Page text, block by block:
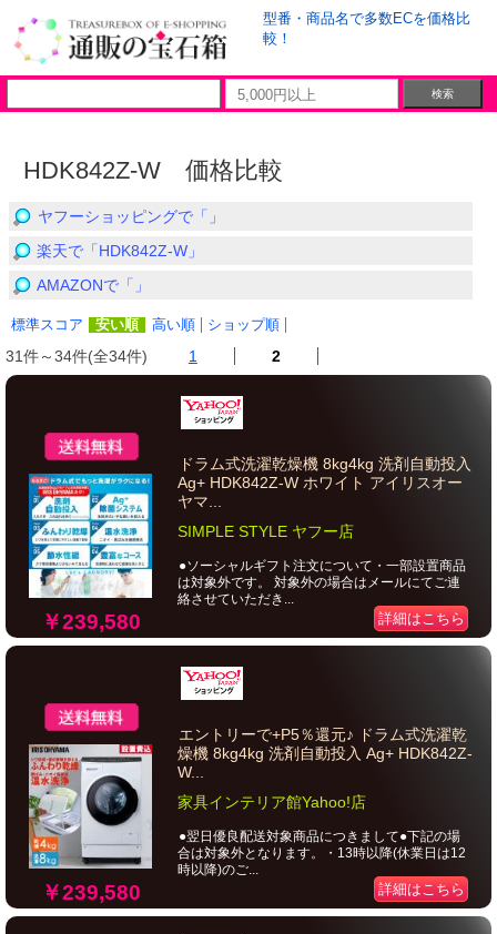
型番・商品名で多数ECを価格比
較！
HDK842Z-W 価格比較
ヤフーショッピングで「」
楽天で「HDK842Z-W」
AMAZONで「」
標準スコア 安い順 高い順 ショップ順
31件～34件(全34件) 1 2
￥239,580
ドラム式洗濯乾燥機 8kg4kg 洗剤自動投入
Ag+ HDK842Z-W ホワイト アイリスオー
ヤマ...
SIMPLE STYLE ヤフー店
●ソーシャルギフト注文について・一部設置商品
は対象外です。 対象外の場合はメールにてご連
絡させていただき...
詳細はこちら
￥239,580
エントリーで+P5％還元♪ ドラム式洗濯乾
燥機 8kg4kg 洗剤自動投入 Ag+ HDK842Z-
W...
家具インテリア館Yahoo!店
●翌日優良配送対象商品につきまして●下記の場
合は対象外となります。・13時以降(休業日は12
時以降)のご...
詳細はこちら